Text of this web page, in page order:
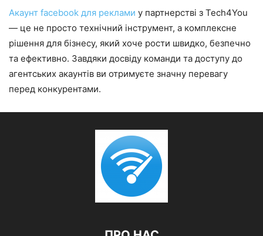
Акаунт facebook для реклами у партнерстві з Tech4You
— це не просто технічний інструмент, а комплексне
рішення для бізнесу, який хоче рости швидко, безпечно
та ефективно. Завдяки досвіду команди та доступу до
агентських акаунтів ви отримуєте значну перевагу
перед конкурентами.